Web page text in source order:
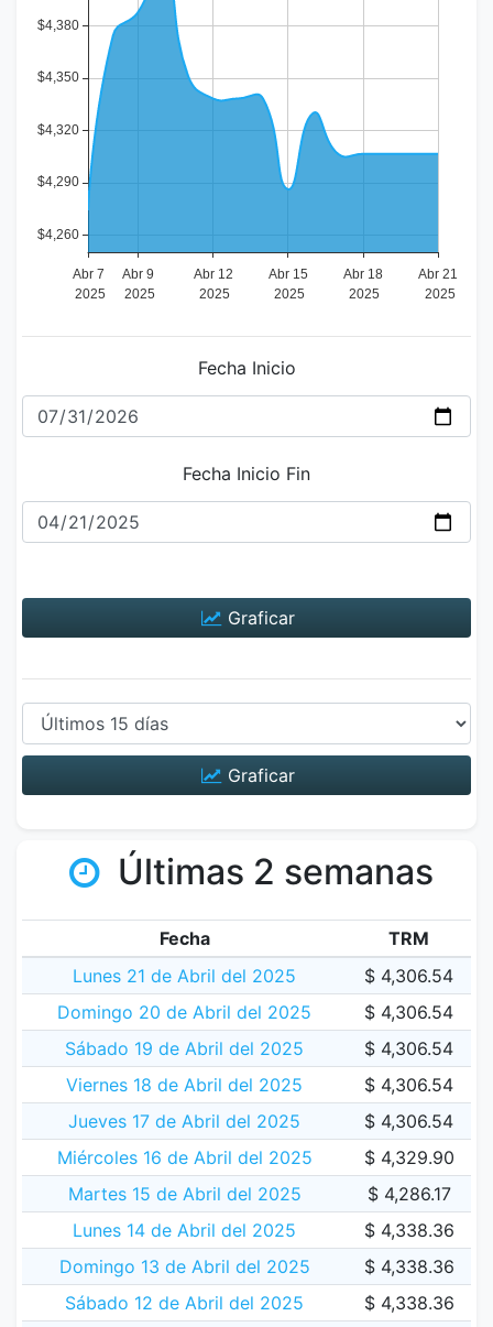
Fecha Inicio
Fecha Inicio Fin
Graficar
Graficar
Últimas 2 semanas
Fecha
TRM
Lunes 21 de Abril del 2025
$ 4,306.54
Domingo 20 de Abril del 2025
$ 4,306.54
Sábado 19 de Abril del 2025
$ 4,306.54
Viernes 18 de Abril del 2025
$ 4,306.54
Jueves 17 de Abril del 2025
$ 4,306.54
Miércoles 16 de Abril del 2025
$ 4,329.90
Martes 15 de Abril del 2025
$ 4,286.17
Lunes 14 de Abril del 2025
$ 4,338.36
Domingo 13 de Abril del 2025
$ 4,338.36
Sábado 12 de Abril del 2025
$ 4,338.36